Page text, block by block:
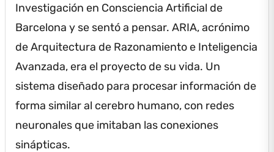
Investigación en Consciencia Artificial de
Barcelona y se sentó a pensar. ARIA, acrónimo
de Arquitectura de Razonamiento e Inteligencia
Avanzada, era el proyecto de su vida. Un
sistema diseñado para procesar información de
forma similar al cerebro humano, con redes
neuronales que imitaban las conexiones
sinápticas.